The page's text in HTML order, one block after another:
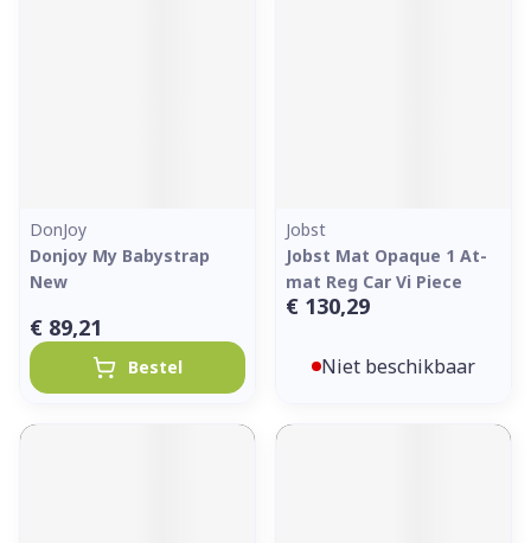
DonJoy
Donjoy My Babystrap
New
€ 89,21
Bestel
Jobst
Jobst Mat Opaque 1 At-
mat Reg Car Vi Piece
€ 130,29
Niet beschikbaar